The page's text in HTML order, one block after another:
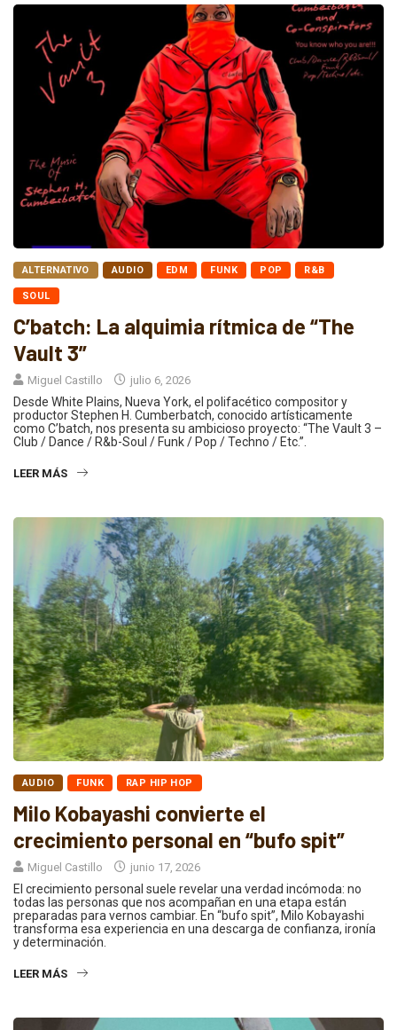
ALTERNATIVO AUDIO EDM FUNK POP R&B
SOUL
C’batch: La alquimia rítmica de “The
Vault 3”
Miguel Castillo julio 6, 2026
Desde White Plains, Nueva York, el polifacético compositor y
productor Stephen H. Cumberbatch, conocido artísticamente
como C’batch, nos presenta su ambicioso proyecto: “The Vault 3 –
Club / Dance / R&b-Soul / Funk / Pop / Techno / Etc.”.
LEER MÁS
AUDIO FUNK RAP HIP HOP
Milo Kobayashi convierte el
crecimiento personal en “bufo spit”
Miguel Castillo junio 17, 2026
El crecimiento personal suele revelar una verdad incómoda: no
todas las personas que nos acompañan en una etapa están
preparadas para vernos cambiar. En “bufo spit”, Milo Kobayashi
transforma esa experiencia en una descarga de confianza, ironía
y determinación.
LEER MÁS